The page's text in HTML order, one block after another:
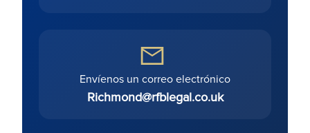
Envíenos un correo electrónico
Richmond@rfblegal.co.uk